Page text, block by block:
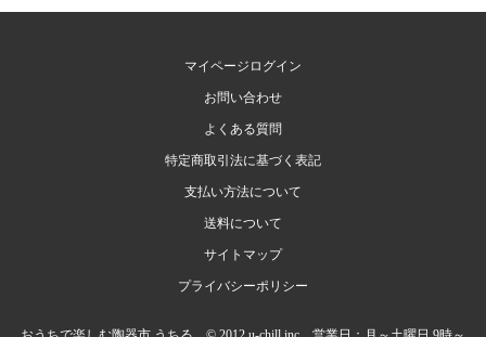
マイページログイン
お問い合わせ
よくある質問
特定商取引法に基づく表記
支払い方法について
送料について
サイトマップ
プライバシーポリシー